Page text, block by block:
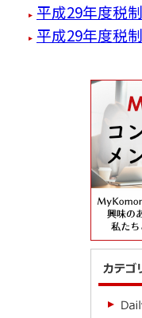
平成29年度税
平成29年度税